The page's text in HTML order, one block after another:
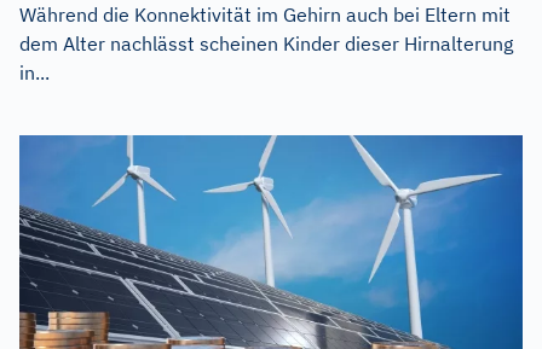
Während die Konnektivität im Gehirn auch bei Eltern mit
dem Alter nachlässt scheinen Kinder dieser Hirnalterung
in...